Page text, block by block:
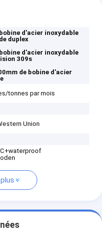
d'acier inoxydable
duplex
d'acier inoxydable
309s
de bobine d'acier
tonnes par mois
Union